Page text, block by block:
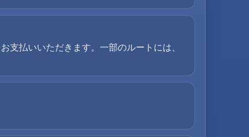
支払いいただきます。一部のルートには、